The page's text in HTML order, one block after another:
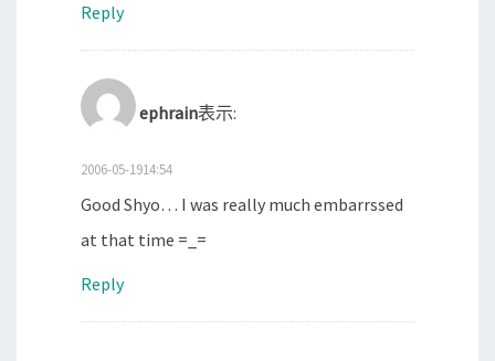
Reply
ephrain表示:
2006-05-1914:54
Good Shyo… I was really much embarrssed
at that time =_=
Reply